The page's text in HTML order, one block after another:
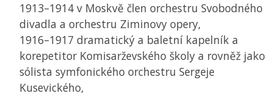
1913–1914 v Moskvě člen orchestru Svobodného
divadla a orchestru Ziminovy opery,
1916–1917 dramatický a baletní kapelník a
korepetitor Komisarževského školy a rovněž jako
sólista symfonického orchestru Sergeje
Kusevického,